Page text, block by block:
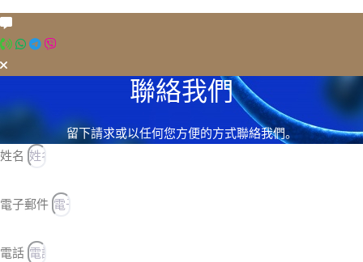
聯絡我們
留下請求或以任何您方便的方式聯絡我們。
姓名
電子郵件
電話